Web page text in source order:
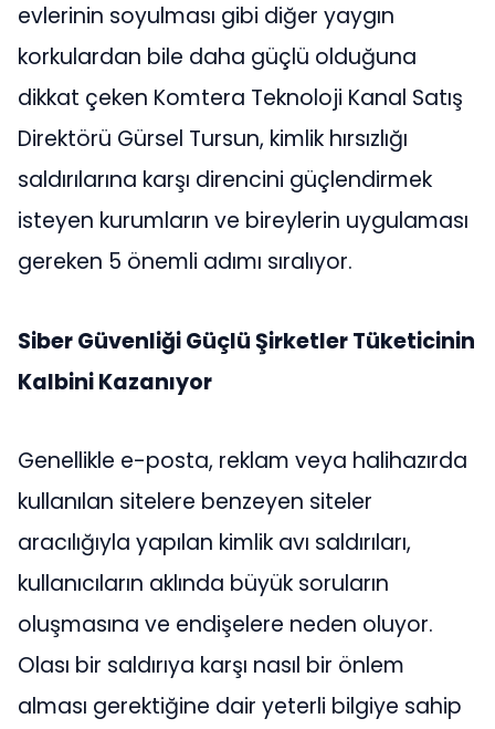
evlerinin soyulması gibi diğer yaygın
korkulardan bile daha güçlü olduğuna
dikkat çeken Komtera Teknoloji Kanal Satış
Direktörü Gürsel Tursun, kimlik hırsızlığı
saldırılarına karşı direncini güçlendirmek
isteyen kurumların ve bireylerin uygulaması
gereken 5 önemli adımı sıralıyor.
Siber Güvenliği Güçlü Şirketler Tüketicinin
Kalbini Kazanıyor
Genellikle e-posta, reklam veya halihazırda
kullanılan sitelere benzeyen siteler
aracılığıyla yapılan kimlik avı saldırıları,
kullanıcıların aklında büyük soruların
oluşmasına ve endişelere neden oluyor.
Olası bir saldırıya karşı nasıl bir önlem
alması gerektiğine dair yeterli bilgiye sahip